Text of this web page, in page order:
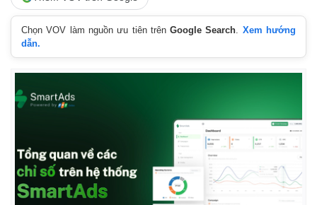
Chọn VOV làm nguồn ưu tiên trênGoogle Search. Xem hướng
dẫn.